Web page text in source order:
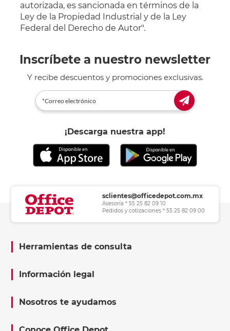
autorizada, es sancionada en términos de la
Ley de la Propiedad Industrial y de la Ley
Federal del Derecho de Autor".
Inscríbete a nuestro newsletter
Y recibe descuentos y promociones exclusivas.
¡Descarga nuestra app!
sclientes@officedepot.com.mx
Asesoría * 55 25 82 09 10
Pedidos y cotizaciones * 55 25 82 09 00
Herramientas de consulta
Información legal
Nosotros te ayudamos